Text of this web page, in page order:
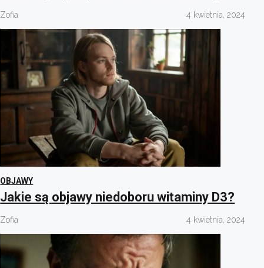
Zofia 4 kwietnia, 2024
OBJAWY
Jakie są objawy niedoboru witaminy D3?
Zofia 4 kwietnia, 2024